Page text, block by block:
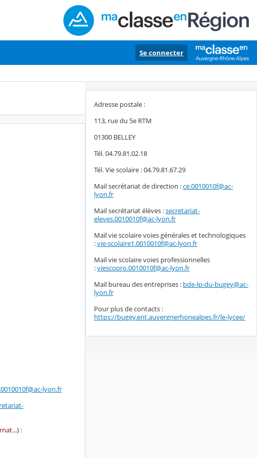
Se connecter
lyon.fr
:
Adresse postale :
113, rue du 5e RTM
01300 BELLEY
Tél. 04.79.81.02.18
Tél. Vie scolaire : 04.79.81.67.29
Mail secrétariat de direction :ce.0010010f@ac-
lyon.fr
Mail secrétariat élèves :secretariat-
eleves.0010010f@ac-lyon.fr
Mail vie scolaire voies générales et technologiques
:vie-scolaire1.0010010f@ac-lyon.fr
Mail vie scolaire voies professionnelles
:viescopro.0010010f@ac-lyon.fr
Mail bureau des entreprises : bde-lp-du-bugey@ac-
lyon.fr
Pour plus de contacts :
https://bugey.ent.auvergnerhonealpes.fr/le-lycee/